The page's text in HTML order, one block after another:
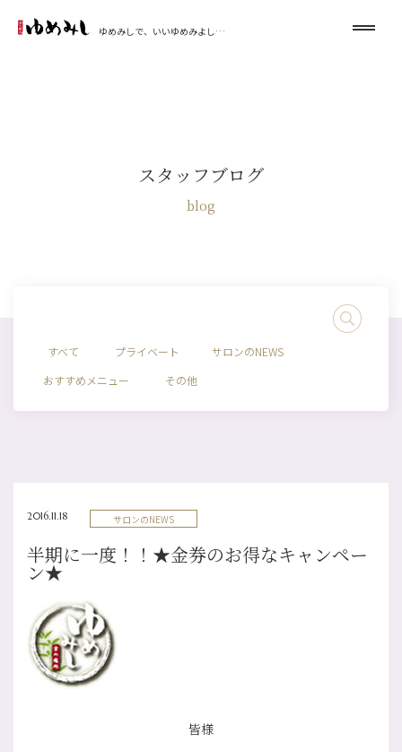
ゆめみしで、いいゆめみよし…
スタッフブログ
blog
すべて プライベート
サロンのNEWS
おすすめメニュー
その他
2016.11.18 サロンのNEWS
半期に一度！！★金券のお得なキャンペー
ン★
皆様